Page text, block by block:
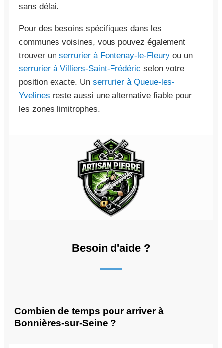
sans délai.
Pour des besoins spécifiques dans les
communes voisines, vous pouvez également
trouver un serrurier à Fontenay-le-Fleury ou un
serrurier à Villiers-Saint-Frédéric selon votre
position exacte. Un serrurier à Queue-les-
Yvelines reste aussi une alternative fiable pour
les zones limitrophes.
Besoin d'aide ?
Combien de temps pour arriver à
Bonnières-sur-Seine ?